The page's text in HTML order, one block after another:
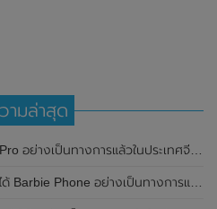
ามล่าสุด
ซน์พรีเมี่ยม ทนทาน และแบตเตอรี่สุดอึดขนาดใหญ่ 6,500mAh พร้อมรองรับการชาร์จไว 80W
อย่างเป็นทางการแล้ว มาพร้อมธีมสีชมพูสดใส